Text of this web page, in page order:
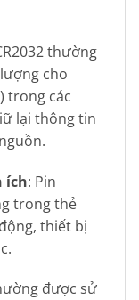
thường
cho
trong các
lại thông tin
ích: Pin
trong thẻ
thiết bị
được sử